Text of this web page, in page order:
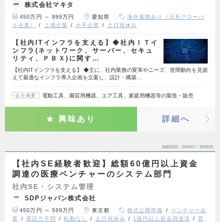
株式会社マキタ
450万円 ～ 899万円 愛知県
海外展開あり（日系グローバ
ル企業）
上場企業 大手企業 土日祝休み
【社内ITインフラを支える】◆社内ＩＴイ
ンフラ(ネットワーク、サーバー、セキュ
リティ、ＰＢＸ)に関す…
【社内ITインフラを支える】 ◆主に、社内業務の変革やニーズ、世間動向を見据
えて最適なインフラ導入企画を立案し、設計・構築…
会社概要 電動工具、園芸用機器、エア工具、家庭用機器等の製造・販売
興味あり 詳細へ
掲載期間 26/08/07～26/08/20
【社内SE経験者歓迎】総額60億円以上資金
調達の医療ベンチャーのシステム部門
社内SE・システム管理
SDPジャパン株式会社
450万円 ～ 599万円 東京都 株式公開準備
ベンチャー企
業
英語力不問 転勤なし 土日祝休み 1億円以上資金調達済
育